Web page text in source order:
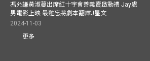
馮允謙黃淑蔓出席紅十字會善義賣啟動禮 Jay處
男電影上映 最難忘將劇本翻譯J星文
2024-11-03
更多